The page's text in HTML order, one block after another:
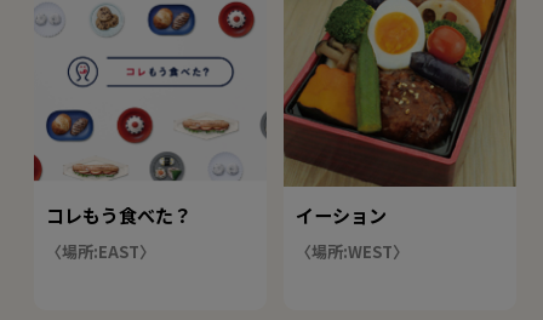
コレもう食べた？
〈場所:EAST〉
イーション
〈場所:WEST〉